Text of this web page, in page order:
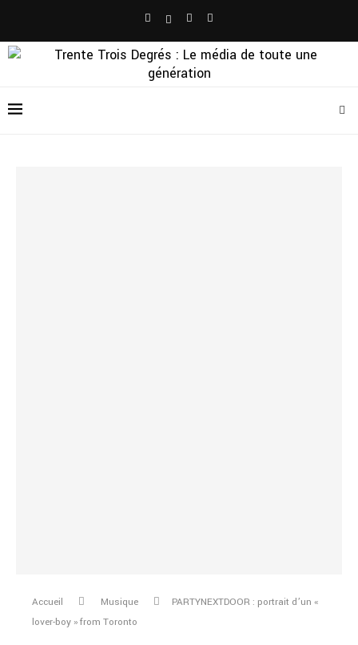
Accueil Musique
PARTYNEXTDOOR : portrait d’un «
lover-boy » from Toronto